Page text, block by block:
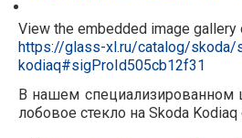
View the embedded image gallery
https://glass-xl.ru/catalog/skoda/
kodiaq#sigProId505cb12f31
В нашем специализированном
лобовое стекло на Skoda Kodiaq